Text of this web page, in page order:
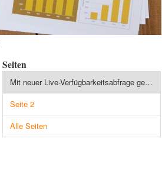
Seiten
Mit neuer Live-Verfügbarkeitsabfrage gegen Stornos und Rückerstattungen
Seite 2
Alle Seiten